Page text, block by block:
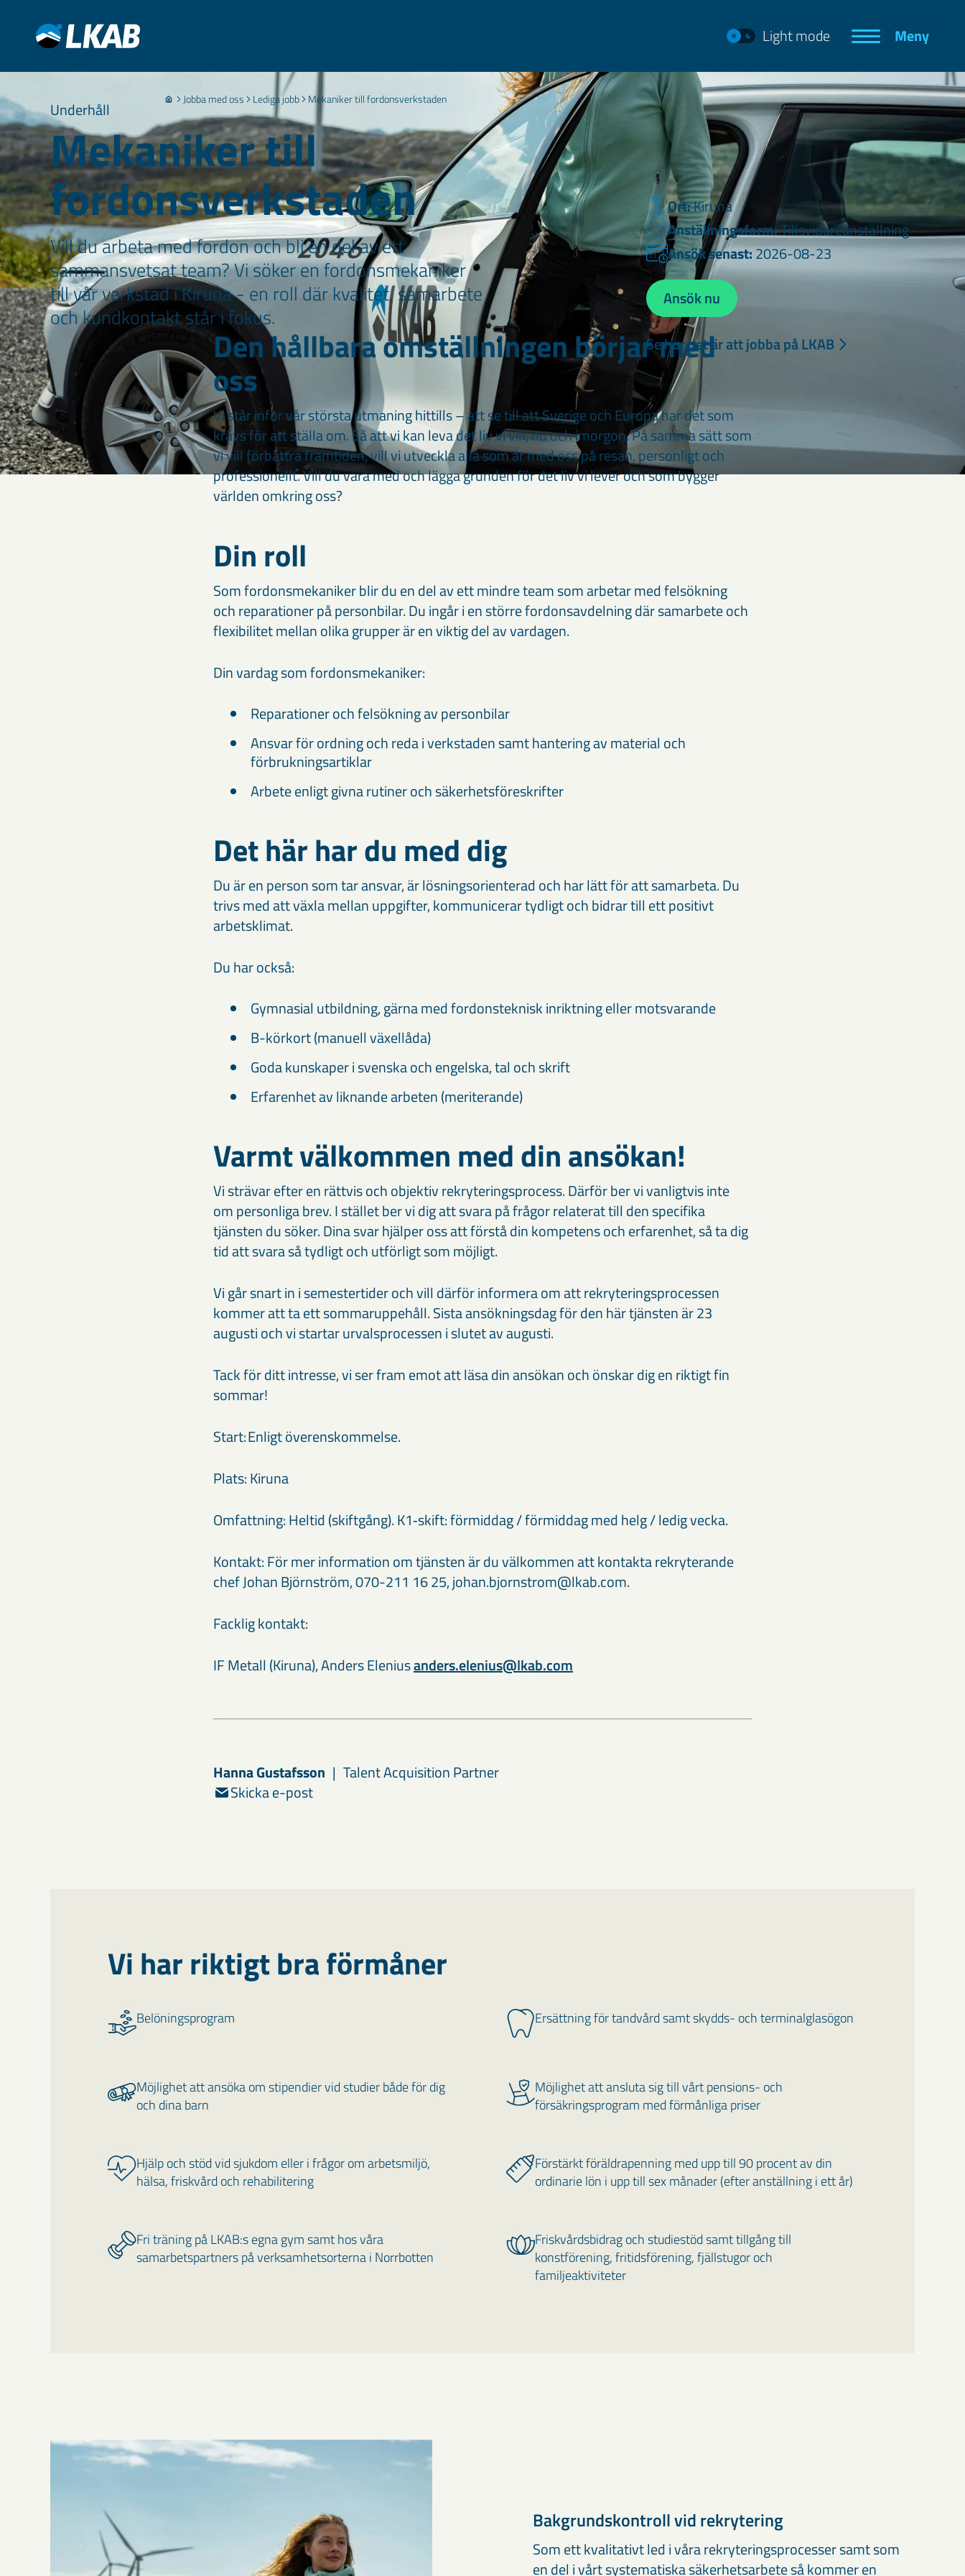
Light mode Meny
Jobba med oss Lediga jobb Mekaniker till fordonsverkstaden
Underhåll
Mekaniker till
fordonsverkstaden
Vill du arbeta med fordon och bli en del av ett
sammansvetsat team? Vi söker en fordonsmekaniker
till vår verkstad i Kiruna - en roll där kvalitet, samarbete
och kundkontakt står i fokus.
Ort:Kiruna
Anställningsform:Tillsvidareanställning
Ansök senast:2026-08-23
Ansök nu
Se hur det är att jobba på LKAB
Den hållbara omställningen börjar med
oss
Vi står inför vår största utmaning hittills – att se till att Sverige och Europa har det som
krävs för att ställa om. Så att vi kan leva det liv vi vill, nu och imorgon. På samma sätt som
vi vill förbättra framtiden, vill vi utveckla alla som är med oss på resan, personligt och
professionellt. Vill du vara med och lägga grunden för det liv vi lever och som bygger
världen omkring oss?
Din roll
Som fordonsmekaniker blir du en del av ett mindre team som arbetar med felsökning
och reparationer på personbilar. Du ingår i en större fordonsavdelning där samarbete och
flexibilitet mellan olika grupper är en viktig del av vardagen.
Din vardag som fordonsmekaniker:
Reparationer och felsökning av personbilar
Ansvar för ordning och reda i verkstaden samt hantering av material och
förbrukningsartiklar
Arbete enligt givna rutiner och säkerhetsföreskrifter
Det här har du med dig
Du är en person som tar ansvar, är lösningsorienterad och har lätt för att samarbeta. Du
trivs med att växla mellan uppgifter, kommunicerar tydligt och bidrar till ett positivt
arbetsklimat.
Du har också:
Gymnasial utbildning, gärna med fordonsteknisk inriktning eller motsvarande
B-körkort (manuell växellåda)
Goda kunskaper i svenska och engelska, tal och skrift
Erfarenhet av liknande arbeten (meriterande)
Varmt välkommen med din ansökan!​
Vi strävar efter en rättvis och objektiv rekryteringsprocess. Därför ber vi vanligtvis inte
om personliga brev. I stället ber vi dig att svara på frågor relaterat till den specifika
tjänsten du söker. Dina svar hjälper oss att förstå din kompetens och erfarenhet, så ta dig
tid att svara så tydligt och utförligt som möjligt.
Vi går snart in i semestertider och vill därför informera om att rekryteringsprocessen
kommer att ta ett sommaruppehåll. Sista ansökningsdag för den här tjänsten är 23
augusti och vi startar urvalsprocessen i slutet av augusti.
Tack för ditt intresse, vi ser fram emot att läsa din ansökan och önskar dig en riktigt fin
sommar!
Start: Enligt överenskommelse.
Plats: Kiruna
Omfattning:Heltid (skiftgång). K1‑skift: förmiddag / förmiddag med helg / ledig vecka.
Kontakt: För mer information om tjänsten är du välkommen att kontakta rekryterande
chef Johan Björnström, 070-211 16 25, johan.bjornstrom@lkab.com.
Facklig kontakt:
IF Metall (Kiruna), Anders Eleniusanders.elenius@lkab.com
Hanna Gustafsson
Talent Acquisition Partner
Skicka e-post
Vi har riktigt bra förmåner
Belöningsprogram Ersättning för tandvård samt skydds- och terminalglasögon
Möjlighet att ansöka om stipendier vid studier både för dig
och dina barn
Möjlighet att ansluta sig till vårt pensions- och
försäkringsprogram med förmånliga priser
Hjälp och stöd vid sjukdom eller i frågor om arbetsmiljö,
hälsa, friskvård och rehabilitering
Förstärkt föräldrapenning med upp till 90 procent av din
ordinarie lön i upp till sex månader (efter anställning i ett år)
Fri träning på LKAB:s egna gym samt hos våra
samarbetspartners på verksamhetsorterna i Norrbotten
Friskvårdsbidrag och studiestöd samt tillgång till
konstförening, fritidsförening, fjällstugor och
familjeaktiviteter
Bakgrundskontroll vid rekrytering
Som ett kvalitativt led i våra rekryteringsprocesser samt som
en del i vårt systematiska säkerhetsarbete så kommer en